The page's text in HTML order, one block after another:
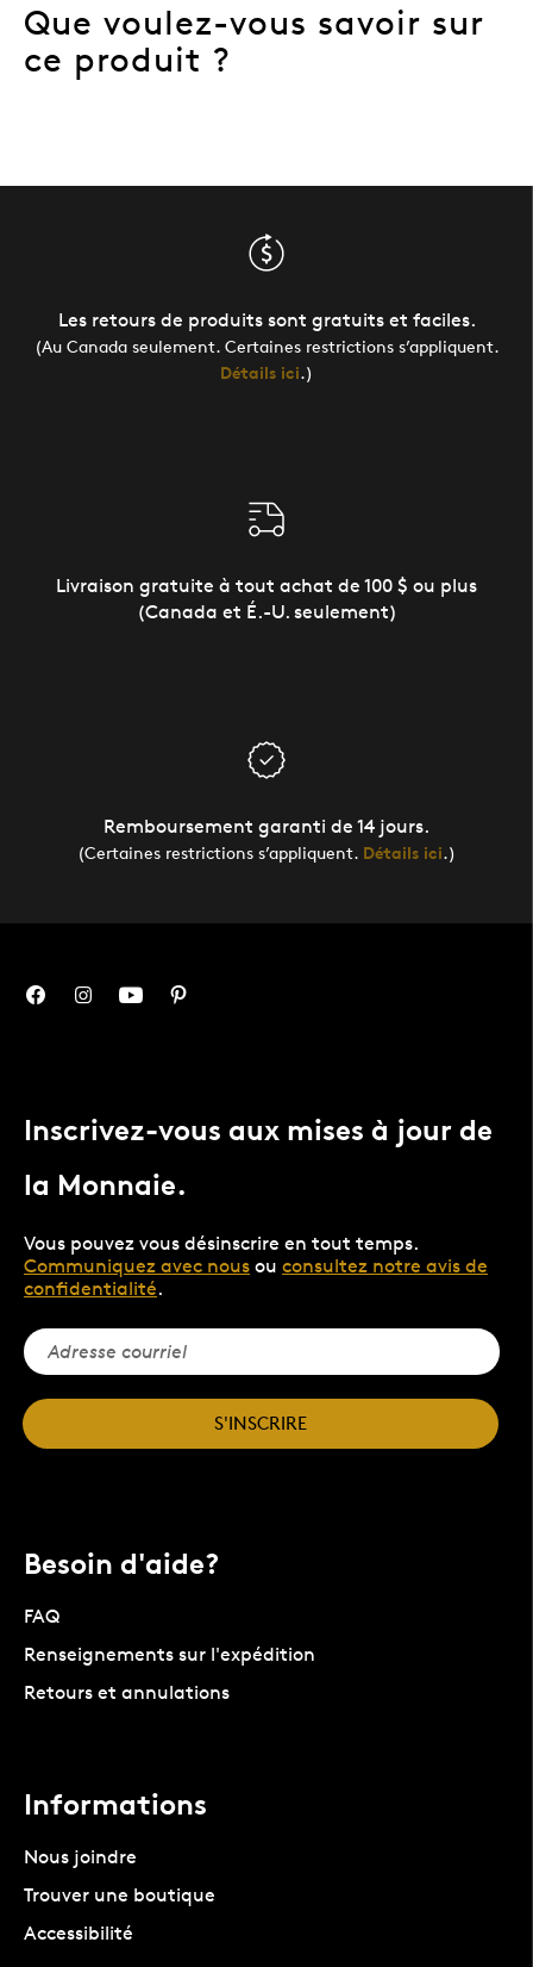
Que voulez-vous savoir sur
ce produit ?
Les retours de produits sont gratuits et faciles.
(Au Canada seulement. Certaines restrictions s’appliquent.
Détails ici.)
Livraison gratuite à tout achat de 100 $ ou plus
(Canada et É.-U. seulement)
Remboursement garanti de 14 jours.
(Certaines restrictions s’appliquent. Détails ici.)
Inscrivez-vous aux mises à jour de
la Monnaie.
Vous pouvez vous désinscrire en tout temps.
Communiquez avec nous ou consultez notre avis de
confidentialité.
S'INSCRIRE
Besoin d'aide?
FAQ
Renseignements sur l'expédition
Retours et annulations
Informations
Nous joindre
Trouver une boutique
Accessibilité